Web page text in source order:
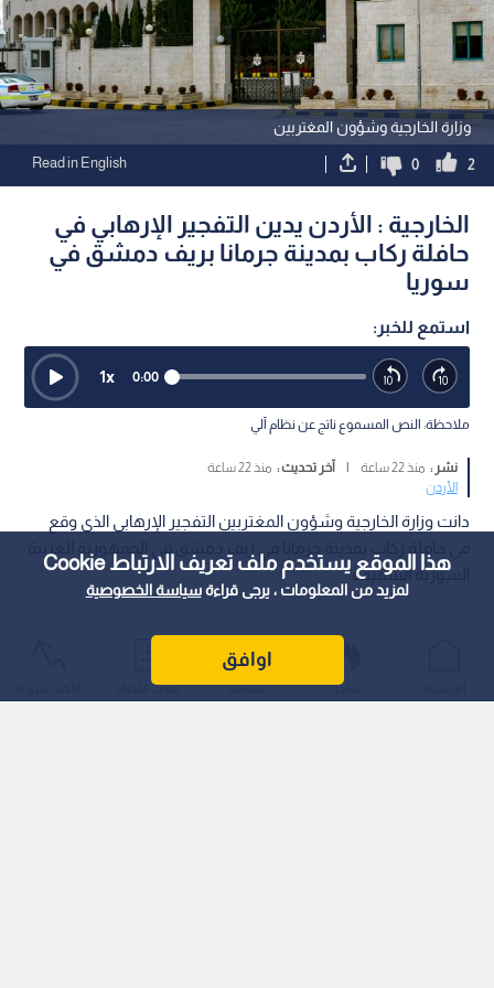
هذا الموقع يستخدم ملف تعريف الارتباط Cookie
لمزيد من المعلومات ، يرجى قراءةسياسة الخصوصية
اوافق
وزارة الخارجية وشؤون المغتربين
2
0
Read in English
الخارجية : الأردن يدين التفجير الإرهابي في
حافلة ركاب بمدينة جرمانا بريف دمشق في
سوريا
استمع للخبر:
0:00
1x
ملاحظة: النص المسموع ناتج عن نظام آلي
نشر : منذ 22 ساعة | آخر تحديث : منذ 22 ساعة
الأردن
‏دانت وزارة الخارجية وشؤون المغتربين التفجير الإرهابي الذي وقع
السورية الشقيقة.
عواجل المباشر أحدث الأخبار